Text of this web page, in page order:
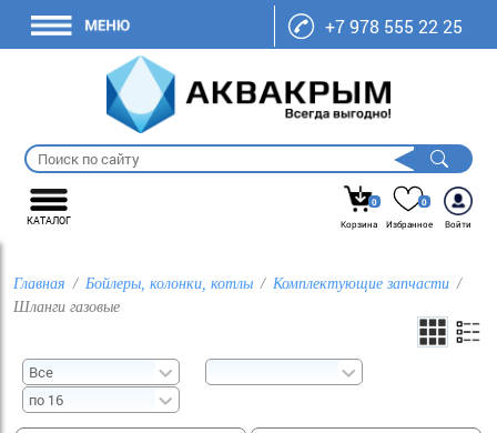
+7 978 555 22 25
КАТАЛОГ
0
Корзина
0
Избранное
Войти
Главная Бойлеры, колонки, котлы
Комплектующие запчасти
Шланги газовые